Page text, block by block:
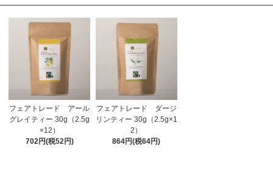
フェアトレード アール
グレイティー 30g（2.5g
×12）
702円(税52円)
フェアトレード ダージ
リンティー 30g（2.5g×1
2）
864円(税64円)